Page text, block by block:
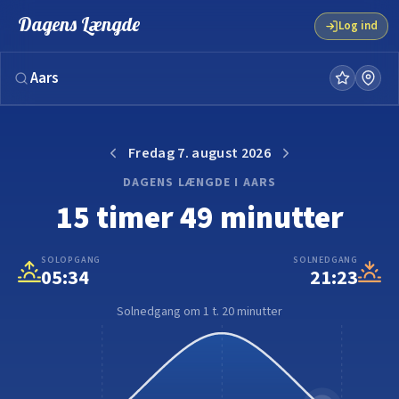
Dagens Længde Log ind
Fredag 7. august 2026
DAGENS LÆNGDE I AARS
15 timer 49 minutter
SOLOPGANG
05:34
SOLNEDGANG
21:23
Solnedgang om 1 t. 20 minutter